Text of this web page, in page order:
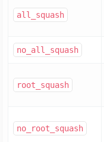
all_squash
no_all_squash
root_squash
no_root_squash